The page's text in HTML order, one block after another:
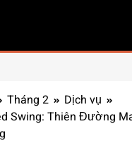
Tháng 2
Dịch vụ
Swing: Thiên Đường